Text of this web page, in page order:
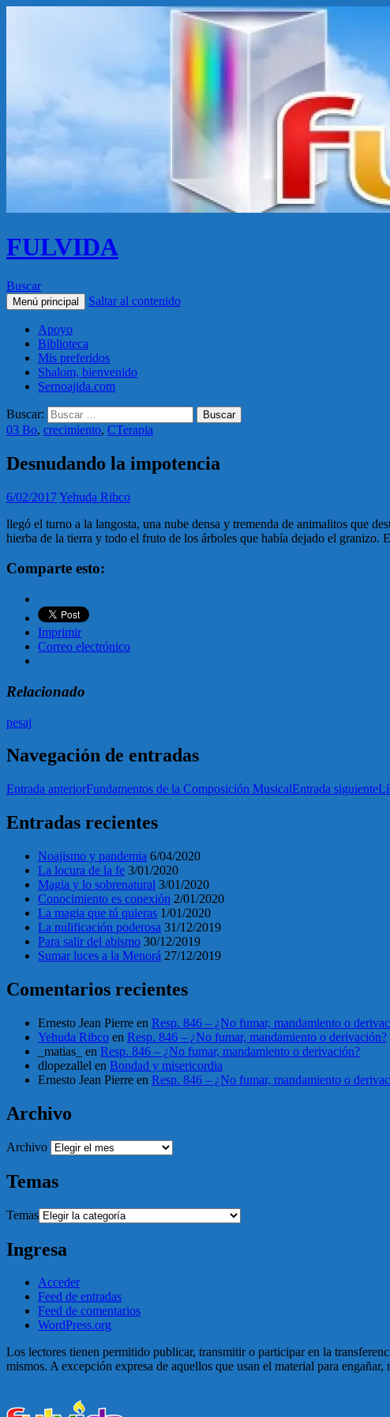
FULVIDA
Buscar
Menú principal Saltar al contenido
Apoyo
Biblioteca
Mis preferidos
Shalom, bienvenido
Sernoajida.com
Buscar:
03 Bo, crecimiento, CTerapia
Desnudando la impotencia
6/02/2017Yehuda Ribco
llegó el turno a la langosta, una nube densa y tremenda de animalitos que
hierba de la tierra y todo el fruto de los árboles que había dejado el
Comparte esto:
Imprimir
Correo electrónico
Relacionado
pesaj
Navegación de entradas
Entrada anteriorFundamentos de la Composición MusicalEntrada siguiente
Entradas recientes
Noajismo y pandemia 6/04/2020
La locura de la fe 3/01/2020
Magia y lo sobrenatural 3/01/2020
Conocimiento es conexión 2/01/2020
La magia que tú quieras 1/01/2020
La nulificación poderosa 31/12/2019
Para salir del abismo 30/12/2019
Sumar luces a la Menorá 27/12/2019
Comentarios recientes
Ernesto Jean Pierre en Resp. 846 – ¿No fumar, mandamiento o
Yehuda Ribco en Resp. 846 – ¿No fumar, mandamiento o derivación?
_matias_
en Resp. 846 – ¿No fumar, mandamiento o derivación?
dlopezallel en Bondad y misericordia
Ernesto Jean Pierre en Resp. 846 – ¿No fumar, mandamiento o
Archivo
Archivo
Temas
Temas
Ingresa
Acceder
Feed de entradas
Feed de comentarios
WordPress.org
Los lectores tienen permitido publicar, transmitir o participar en la
mismos. A excepción expresa de aquellos que usan el material para